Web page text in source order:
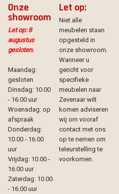
Onze
showroom
Let op: 8
augustus
gesloten.
Maandag:
gesloten
Dinsdag: 10.00
- 16.00 uur
Woensdag: op
afspraak
Donderdag:
10.00 - 16.00
uur
Vrijdag: 10.00 -
16.00 uur
Zaterdag: 10.00
- 16.00 uur
Let op:
Niet alle
meubelen staan
opgesteld in
onze showroom.
Wanneer u
gericht voor
specifieke
meubelen naar
Zevenaar wilt
komen adviseren
wij om vooraf
contact met ons
op te nemen om
teleurstelling te
voorkomen.